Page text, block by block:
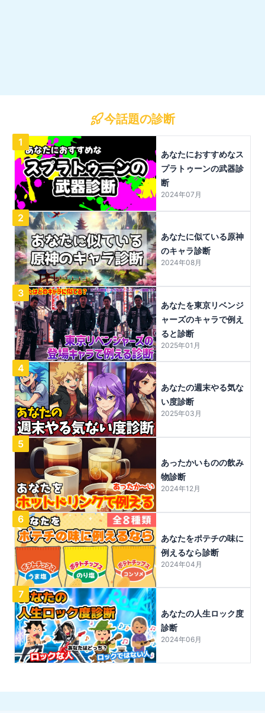
今話題の診断
1
あなたにおすすめなス
プラトゥーンの武器診
断
2024年07月
2
あなたに似ている原神
のキャラ診断
2024年08月
3
あなたを東京リベンジ
ャーズのキャラで例え
ると診断
2025年01月
4
あなたの週末やる気な
い度診断
2025年03月
5
あったかいものの飲み
物診断
2024年12月
6
あなたをポテチの味に
例えるなら診断
2024年04月
7
あなたの人生ロック度
診断
2024年06月